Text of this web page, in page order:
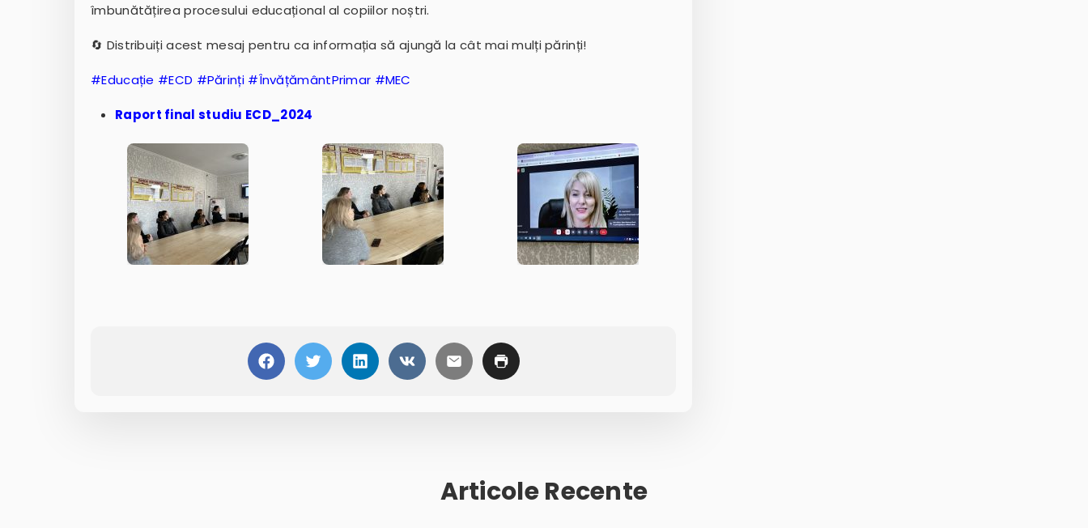
îmbunătățirea procesului educațional al copiilor noștri.
🔄 Distribuiți acest mesaj pentru ca informația să ajungă la cât mai mulți părinți!
#Educație #ECD #Părinți #ÎnvățământPrimar #MEC
Raport final studiu ECD_2024
Articole Recente